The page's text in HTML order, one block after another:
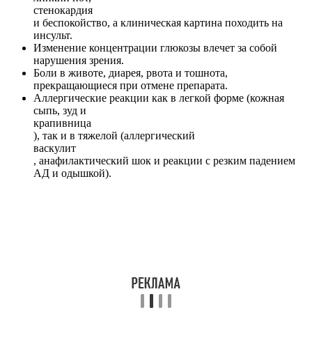
стенокардия
и беспокойство, а клиническая картина походить на
инсульт.
Изменение концентрации глюкозы влечет за собой
нарушения зрения.
Боли в животе, диарея, рвота и тошнота,
прекращающиеся при отмене препарата.
Аллергические реакции как в легкой форме (кожная
сыпь, зуд и
крапивница
), так и в тяжелой (аллергический
васкулит
, анафилактический шок и реакции с резким падением
АД и одышкой).